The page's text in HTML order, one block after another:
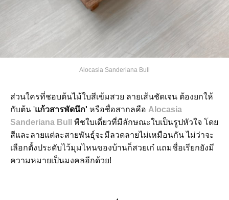
Alocasia Sanderiana Bull
ส่วนใครที่ชอบต้นไม้ใบสีเข้มสวย ลายเส้นชัดเจน ต้องยกให้
กับต้น 'แก้วสารพัดนึก' หรือชื่อสากลคือ Alocasia
Sanderiana Bull
พืชใบเดี่ยวที่มีลักษณะใบเป็นรูปหัวใจ โดย
สีและลายแต่ละสายพันธุ์จะมีลวดลายไม่เหมือนกัน ไม่ว่าจะ
เลือกตั้งประดับไว้มุมไหนของบ้านก็สวยเก๋ แถมชื่อเรียกยังมี
ความหมายเป็นมงคลอีกด้วย!